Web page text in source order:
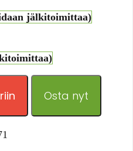
jälkitoimittaa)
Osta nyt